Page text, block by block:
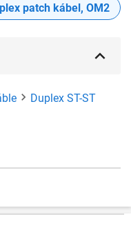
patch kábel, OM2
Duplex ST-ST